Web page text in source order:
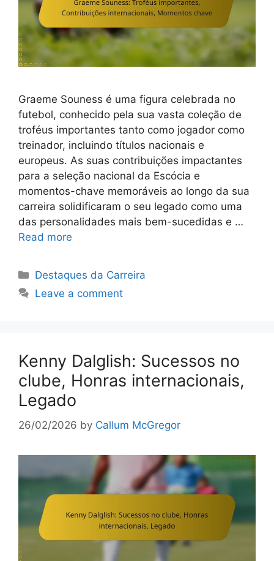
Graeme Souness é uma figura celebrada no
futebol, conhecido pela sua vasta coleção de
troféus importantes tanto como jogador como
treinador, incluindo títulos nacionais e
europeus. As suas contribuições impactantes
para a seleção nacional da Escócia e
momentos-chave memoráveis ao longo da sua
carreira solidificaram o seu legado como uma
das personalidades mais bem-sucedidas e …
Read more
Categories
Destaques da Carreira
Leave a comment
Kenny Dalglish: Sucessos no
clube, Honras internacionais,
Legado
26/02/2026 by Callum McGregor